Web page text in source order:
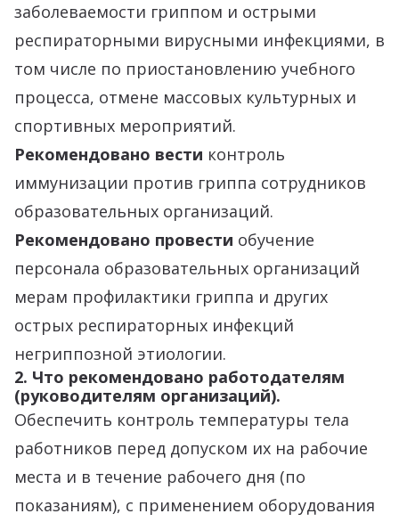
заболеваемости гриппом и острыми
респираторными вирусными инфекциями, в
том числе по приостановлению учебного
процесса, отмене массовых культурных и
спортивных мероприятий.
Рекомендовано вести контроль
иммунизации против гриппа сотрудников
образовательных организаций.
Рекомендовано провести обучение
персонала образовательных организаций
мерам профилактики гриппа и других
острых респираторных инфекций
негриппозной этиологии.
2. Что рекомендовано работодателям
(руководителям организаций).
Обеспечить контроль температуры тела
работников перед допуском их на рабочие
места и в течение рабочего дня (по
показаниям), с применением оборудования